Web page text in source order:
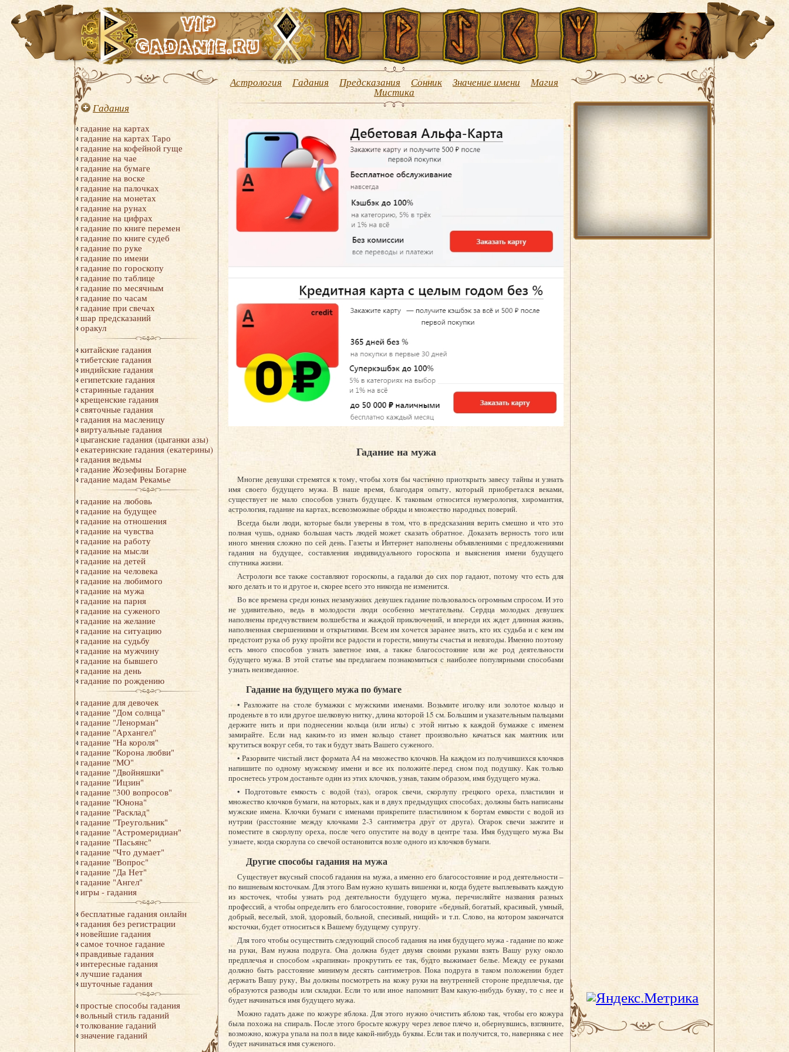
Гадания
гадание на картах
гадание на картах Таро
гадание на кофейной гуще
гадание на чае
гадание на бумаге
гадание на воске
гадание на палочках
гадание на монетах
гадание на рунах
гадание на цифрах
гадание по книге перемен
гадание по книге судеб
гадание по руке
гадание по имени
гадание по гороскопу
гадание по таблице
гадание по месячным
гадание по часам
гадание при свечах
шар предсказаний
оракул
китайские гадания
тибетские гадания
индийские гадания
египетские гадания
старинные гадания
крещенские гадания
святочные гадания
гадания на масленицу
виртуальные гадания
цыганские гадания (цыганки азы)
екатеринские гадания (екатерины)
гадания ведьмы
гадание Жозефины Богарне
гадание мадам Рекамье
гадание на любовь
гадание на будущее
гадание на отношения
гадание на чувства
гадание на работу
гадание на мысли
гадание на детей
гадание на человека
гадание на любимого
гадание на мужа
гадание на парня
гадание на суженого
гадание на желание
гадание на ситуацию
гадание на судьбу
гадание на мужчину
гадание на бывшего
гадание на день
гадание по рождению
гадание для девочек
гадание "Дом солнца"
гадание "Ленорман"
гадание "Архангел"
гадание "На короля"
гадание "Корона любви"
гадание "МО"
гадание "Двойняшки"
гадание "Ицзин"
гадание "300 вопросов"
гадание "Юнона"
гадание "Расклад"
гадание "Треугольник"
гадание "Астромеридиан"
гадание "Пасьянс"
гадание "Что думает"
гадание "Вопрос"
гадание "Да Нет"
гадание "Ангел"
игры - гадания
бесплатные гадания онлайн
гадания без регистрации
новейшие гадания
самое точное гадание
правдивые гадания
интересные гадания
лучшие гадания
шуточные гадания
простые способы гадания
вольный стиль гаданий
толкование гаданий
значение гаданий
Астрология Гадания Предсказания Сонник Значение имени Магия
Мистика
Гадание на мужа
Многие девушки стремятся к тому, чтобы хотя бы частично приоткрыть завесу тайны и узнать
имя своего будущего мужа. В наше время, благодаря опыту, который приобретался веками,
существует не мало способов узнать будущее. К таковым относится нумерология, хиромантия,
астрология, гадание на картах, всевозможные обряды и множество народных поверий.
Всегда были люди, которые были уверены в том, что в предсказания верить смешно и что это
полная чушь, однако большая часть людей может сказать обратное. Доказать верность того или
иного мнения сложно по сей день. Газеты и Интернет наполнены объявлениями с предложениями
гадания на будущее, составления индивидуального гороскопа и выяснения имени будущего
спутника жизни.
Астрологи все также составляют гороскопы, а гадалки до сих пор гадают, потому что есть для
кого делать и то и другое и, скорее всего это никогда не изменится.
Во все времена среди юных незамужних девушек гадание пользовалось огромным спросом. И это
не удивительно, ведь в молодости люди особенно мечтательны. Сердца молодых девушек
наполнены предчувствием волшебства и жаждой приключений, и впереди их ждет длинная жизнь,
наполненная свершениями и открытиями. Всем им хочется заранее знать, кто их судьба и с кем им
предстоит рука об руку пройти все радости и горести, минуты счастья и невзгоды. Именно поэтому
есть много способов узнать заветное имя, а также благосостояние или же род деятельности
будущего мужа. В этой статье мы предлагаем познакомиться с наиболее популярными способами
узнать неизведанное.
Гадание на будущего мужа по бумаге
• Разложите на столе бумажки с мужскими именами. Возьмите иголку или золотое кольцо и
проденьте в то или другое шелковую нитку, длина которой 15 см. Большим и указательным пальцами
держите нить и при поднесении кольца (или иглы) с этой нитью к каждой бумажке с именем
замирайте. Если над каким-то из имен кольцо станет произвольно качаться как маятник или
крутиться вокруг себя, то так и будут звать Вашего суженого.
• Разорвите чистый лист формата А4 на множество клочков. На каждом из получившихся клочков
напишите по одному мужскому имени и все их положите перед сном под подушку. Как только
проснетесь утром достаньте один из этих клочков, узнав, таким образом, имя будущего мужа.
• Подготовьте емкость с водой (таз), огарок свечи, скорлупу грецкого ореха, пластилин и
множество клочков бумаги, на которых, как и в двух предыдущих способах, должны быть написаны
мужские имена. Клочки бумаги с именами прикрепите пластилином к бортам емкости с водой из
нутрии (расстояние между клочками 2-3 сантиметра друг от друга). Огарок свечи зажгите и
поместите в скорлупу ореха, после чего опустите на воду в центре таза. Имя будущего мужа Вы
узнаете, когда скорлупа со свечой остановится возле одного из клочков бумаги.
Другие способы гадания на мужа
Существует вкусный способ гадания на мужа, а именно его благосостояние и род деятельности –
по вишневым косточкам. Для этого Вам нужно кушать вишенки и, когда будете выплевывать каждую
из косточек, чтобы узнать род деятельности будущего мужа, перечисляйте названия разных
профессий, а чтобы определить его благосостояние, говорите «бедный, богатый, красивый, умный,
добрый, веселый, злой, здоровый, больной, спесивый, нищий» и т.п. Слово, на котором закончатся
косточки, будет относиться к Вашему будущему супругу.
Для того чтобы осуществить следующий способ гадания на имя будущего мужа - гадание по коже
на руки, Вам нужна подруга. Она должна будет двумя своими руками взять Вашу руку около
предплечья и способом «крапивки» прокрутить ее так, будто выжимает белье. Между ее руками
должно быть расстояние минимум десять сантиметров. Пока подруга в таком положении будет
держать Вашу руку, Вы должны посмотреть на кожу руки на внутренней стороне предплечья, где
образуются разводы или складки. Если то или иное напомнит Вам какую-нибудь букву, то с нее и
будет начинаться имя будущего мужа.
Можно гадать даже по кожуре яблока. Для этого нужно очистить яблоко так, чтобы его кожура
была похожа на спираль. После этого бросьте кожуру через левое плечо и, обернувшись, взгляните,
возможно, кожура упала на пол в виде какой-нибудь буквы. Если так и получится, то, наверняка с нее
будет начинаться имя суженого.